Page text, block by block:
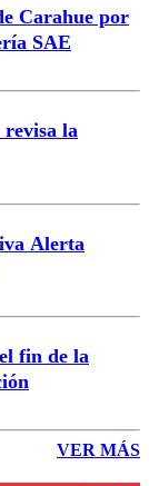
Carahue por
SAE
la
Alerta
fin de la
VER MÁS